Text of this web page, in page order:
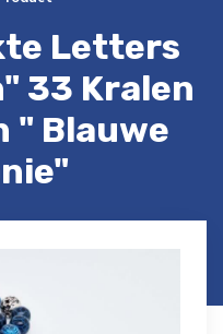
Letters
33 Kralen
" Blauwe